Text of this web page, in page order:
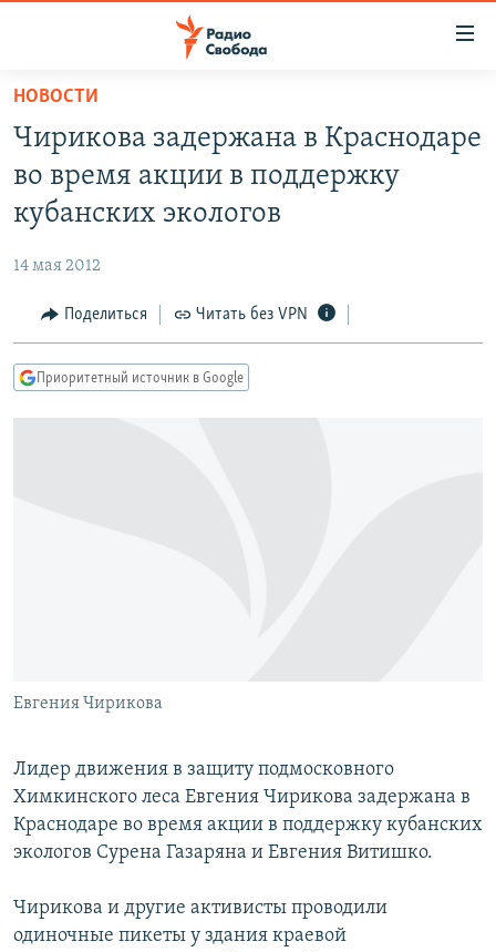
упрощенного
доступа
основному
Вернутся
Вернутся
ПОДКАСТЫ
АВТОРСКИЕ ПРОЕКТЫ
МНЕНИЯ
КУЛЬТУРА
КАВКАЗ.РЕАЛИИ
Все сайты РСЕ/РС
НОВОСТИ
Чирикова задержана в Краснодаре
во время акции в поддержку
кубанских экологов
14 мая 2012
Поделиться Читать без VPN
Приоритетный источник в Google
Евгения Чирикова
Лидер движения в защиту подмосковного
Химкинского леса Евгения Чирикова задержана в
Краснодаре во время акции в поддержку кубанских
экологов Сурена Газаряна и Евгения Витишко.
Чирикова и другие активисты проводили
одиночные пикеты у здания краевой